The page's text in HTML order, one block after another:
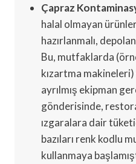
Çapraz
halal olmayan
hazırlanmalı,
Bu, mutfaklarda
kızartma
ayrılmış ekipman
gönderisinde,
ızgaralara dair
bazıları renk kodlu
kullanmaya